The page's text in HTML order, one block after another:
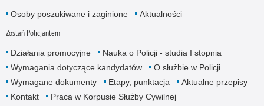
Osoby poszukiwane i zaginione Aktualności
Zostań Policjantem
Działania promocyjne
Nauka o Policji - studia I stopnia
Wymagania dotyczące kandydatów
O służbie w Policji
Wymagane dokumenty
Etapy, punktacja
Aktualne przepisy
Kontakt
Praca w Korpusie Służby Cywilnej